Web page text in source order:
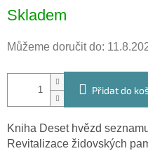
cena:
Skladem
Můžeme doručit do:
Přidat do
Kniha Deset hvězd
Revitalizace židovských